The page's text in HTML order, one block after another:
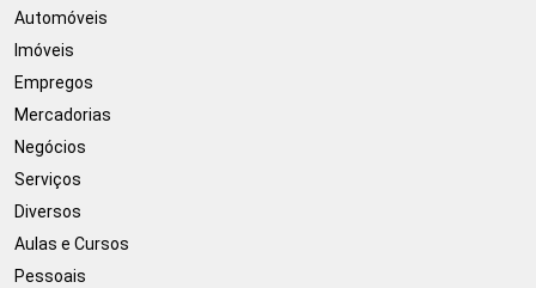
Automóveis
Imóveis
Empregos
Mercadorias
Negócios
Serviços
Diversos
Aulas e Cursos
Pessoais